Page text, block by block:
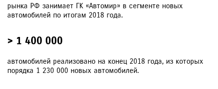
рынка РФ занимает ГК «Автомир» в сегменте новых
автомобилей по итогам 2018 года.
> 1 400 000
автомобилей реализовано на конец 2018 года, из которых
порядка 1 230 000 новых автомобилей.